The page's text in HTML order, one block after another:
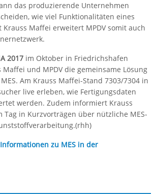
das produzierende Unternehmen
wie viel Funktionalitäten eines
Krauss Maffei erweitert MPDV somit auch
2017 im Oktober in Friedrichshafen
und MPDV die gemeinsame Lösung
Am Krauss Maffei-Stand 7303/7304 in
live erleben, wie Fertigungsdaten
werden. Zudem informiert Krauss
Tag in Kurzvorträgen über nützliche MES-
Informationen zu MES in der